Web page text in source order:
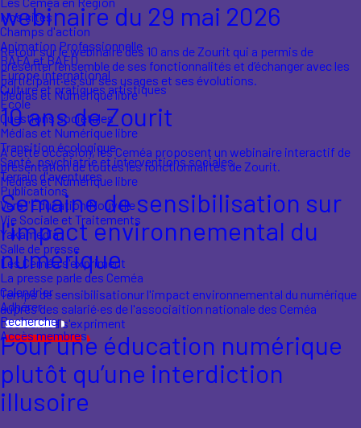
Nos sites
Champs d'action
Animation Professionnelle
BAFA et BAFD
Europe international
Culture et pratiques artistiques
École
Questions sociétales
Médias et Numérique libre
Transition écologique
Santé, psychiatrie et interventions sociales
Terrain d'aventures
Publications
Vers l'Éducation Nouvelle
Vie Sociale et Traitements
Yakamedia
Salle de presse
Les Ceméa s'expriment
La presse parle des Ceméa
Calendrier
Adhérer
Rechercher
Accès membres
webinaire du 29 mai 2026
Retour sur le webinaire des 10 ans de Zourit qui a permis de
présenter l’ensemble de ses fonctionnalités et d’échanger avec les
participant·es sur ses usages et ses évolutions.
Médias et Numérique libre
10 ans de Zourit
A cette occasion, les Ceméa proposent un webinaire interactif de
présentation de toutes les fonctionnalités de Zourit.
Médias et Numérique libre
Semaine de sensibilisation sur
l'impact environnemental du
numérique
Temps de sensibilisationur l'impact environnemental du numérique
auprès des salarié·es de l'associaition nationale des Ceméa
Les Ceméa s'expriment
Pour une éducation numérique
plutôt qu’une interdiction
illusoire